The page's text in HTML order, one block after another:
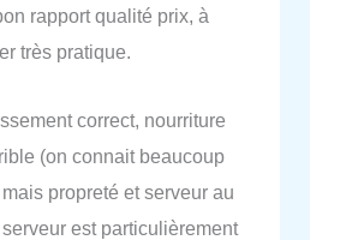
rapport qualité prix, à
très pratique.
correct, nourriture
(on connait beaucoup
propreté et serveur au
est particulièrement